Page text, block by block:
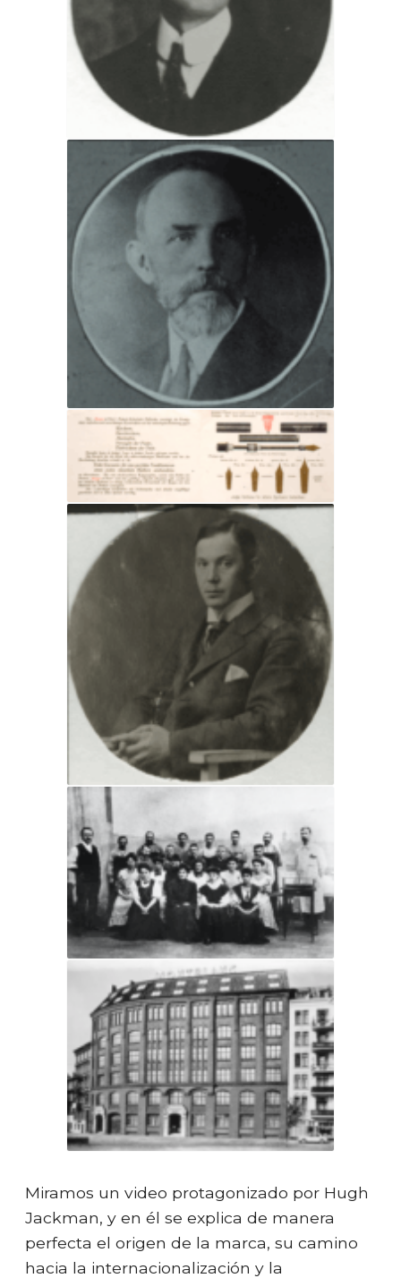
Miramos un video protagonizado por Hugh
Jackman, y en él se explica de manera
perfecta el origen de la marca, su camino
hacia la internacionalización y la